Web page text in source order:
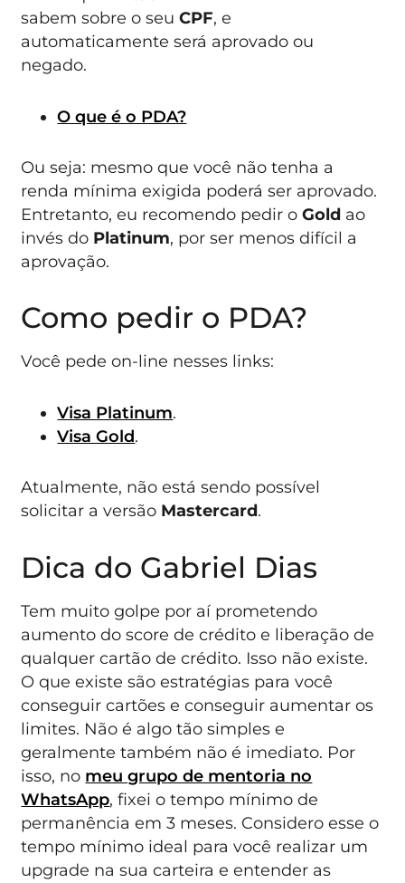
sabem sobre o seuCPF, e
automaticamente será aprovado ou
negado.
O que é o PDA?
Ou seja: mesmo que você não tenha a
renda mínima exigida poderá ser aprovado.
Entretanto, eu recomendo pedir oGold ao
invés do Platinum, por ser menos difícil a
aprovação.
Como pedir o PDA?
Você pede on-line nesses links:
Visa Platinum.
Visa Gold.
Atualmente, não está sendo possível
solicitar a versão Mastercard.
Dica do Gabriel Dias
Tem muito golpe por aí prometendo
aumento do score de crédito e liberação de
qualquer cartão de crédito. Isso não existe.
O que existe são estratégias para você
conseguir cartões e conseguir aumentar os
limites. Não é algo tão simples e
geralmente também não é imediato. Por
isso, no meu grupo de mentoria no
WhatsApp, fixei o tempo mínimo de
permanência em 3 meses. Considero esse o
tempo mínimo ideal para você realizar um
upgrade na sua carteira e entender as